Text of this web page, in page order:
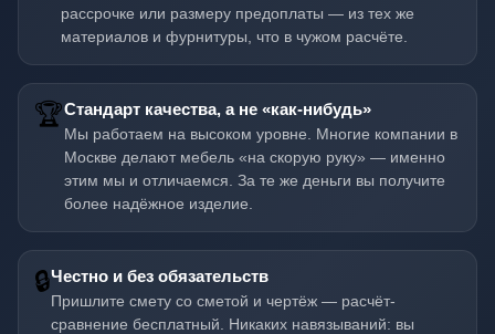
рассрочке или размеру предоплаты — из тех же
материалов и фурнитуры, что в чужом расчёте.
🏆Стандарт качества, а не «как-нибудь»
Мы работаем на высоком уровне. Многие компании в
Москве делают мебель «на скорую руку» — именно
этим мы и отличаемся. За те же деньги вы получите
более надёжное изделие.
🔒Честно и без обязательств
Пришлите смету со сметой и чертёж — расчёт-
сравнение бесплатный. Никаких навязываний: вы